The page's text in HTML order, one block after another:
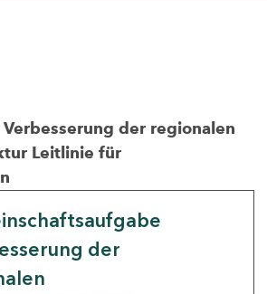
Verbesserung der regionalen
Leitlinie für
der